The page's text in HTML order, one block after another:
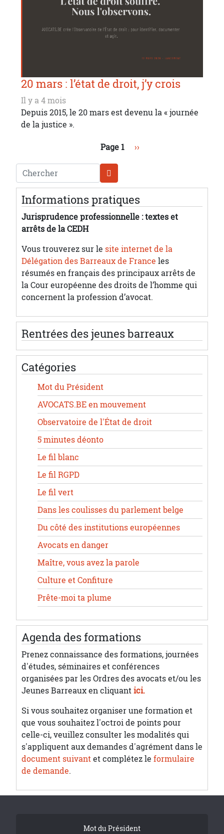
20 mars : l’état de droit, j’y crois
Il y a 4 mois
Depuis 2015, le 20 mars est devenu la « journée
de la justice ».
Page 1 Page suivante
››
Chercher
Informations pratiques
Jurisprudence professionnelle : textes et
arrêts de la CEDH
Vous trouverez sur le site internet de la
Délégation des Barreaux de France les
résumés en français des principaux arrêts de
la Cour européenne des droits de l’homme qui
concernent la profession d’avocat.
Rentrées des jeunes barreaux
Catégories
Mot du Président
AVOCATS.BE en mouvement
Observatoire de l'État de droit
5 minutes déonto
Le fil blanc
Le fil RGPD
Le fil vert
Dans les coulisses du parlement belge
Du côté des institutions européennes
Avocats en danger
Maître, vous avez la parole
Culture et Confiture
Prête-moi ta plume
Agenda des formations
Prenez connaissance des formations, journées
d'études, séminaires et conférences
organisées par les Ordres des avocats et/ou les
Jeunes Barreaux en cliquantici.
Si vous souhaitez organiser une formation et
que vous souhaitez l'octroi de points pour
celle-ci, veuillez consulter les modalités qui
s'appliquent aux demandes d'agrément dans le
document suivantet complétez le formulaire
de demande.
Tribune FooterMot du Président